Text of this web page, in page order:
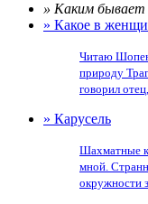
» Каким бывает
» Какое в
Читаю
природу
говорил
» Карусель
Шахматные
мной.
окружности